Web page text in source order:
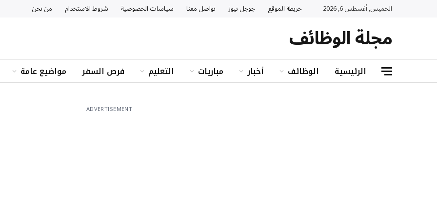
الخميس, أغسطس 6, 2026 خريطة الموقع جوجل نيوز تواصل معنا سياسات الخصوصية شروط الاستخدام من نحن
مجلة الوظائف
الرئيسية الوظائف أخبار مباريات التعليم فرص السفر مواضيع عامة
ADVERTISEMENT